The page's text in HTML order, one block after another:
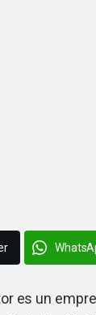
es un